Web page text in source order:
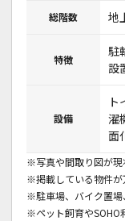
総階数 地
特徴
駐
設
設備
濯
面
※写真や間取り図が現
※掲載している物件が
※駐車場、バイク置場
※ペット飼育やSOHO